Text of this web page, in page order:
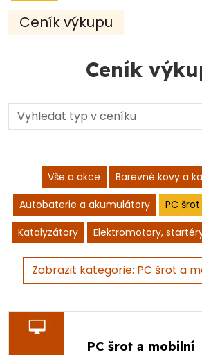
Ceník výkupu
Ceník
Vše a akce Barevné kovy a
Autobaterie a akumulátory
PC
Katalyzátory
Elektromotory,
Zobrazit kategorie: PC šrot a
PC šrot a mobilní